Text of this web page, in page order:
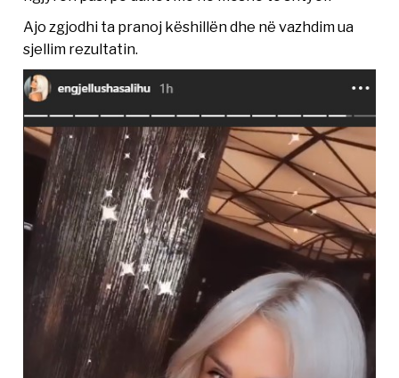
Ajo zgjodhi ta pranoj këshillën dhe në vazhdim ua
sjellim rezultatin.